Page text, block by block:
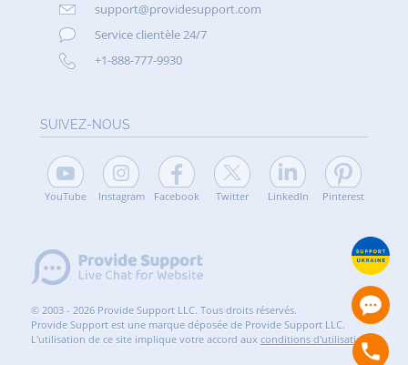
support@providesupport.com
Service clientèle 24/7
+1-888-777-9930
SUIVEZ-NOUS
YouTube Instagram Facebook Twitter LinkedIn Pinterest
© 2003 - 2026 Provide Support LLC. Tous droits réservés.
Provide Support est une marque déposée de Provide Support LLC.
L'utilisation de ce site implique votre accord aux conditions d'utilisation 10